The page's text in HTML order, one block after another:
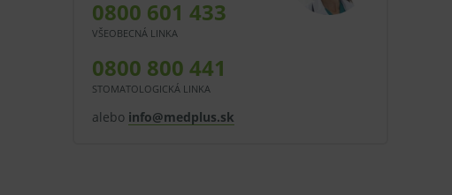
0800 601 433
VŠEOBECNÁ LINKA
0800 800 441
STOMATOLOGICKÁ LINKA
alebo info@medplus.sk